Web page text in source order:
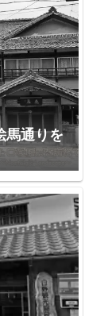
馬通りを